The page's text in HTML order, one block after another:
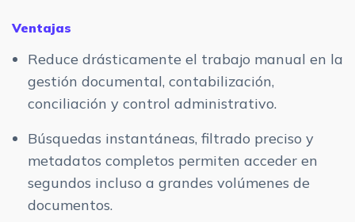
Ventajas
Reduce drásticamente el trabajo manual en la
gestión documental, contabilización,
conciliación y control administrativo.
Búsquedas instantáneas, filtrado preciso y
metadatos completos permiten acceder en
segundos incluso a grandes volúmenes de
documentos.